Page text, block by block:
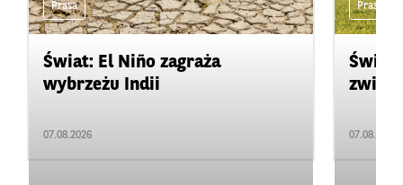
Prasa
Świat: El Niño zagraża
wybrzeżu Indii
07.08.2026
Prasa
07.08.2026